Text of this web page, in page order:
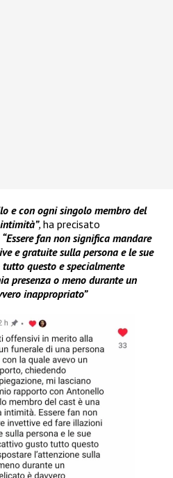
e con ogni singolo membro del
, ha precisato
“Essere fan non significa mandare
e gratuite sulla persona e le sue
questo e specialmente
presenza o meno durante un
inappropriato”